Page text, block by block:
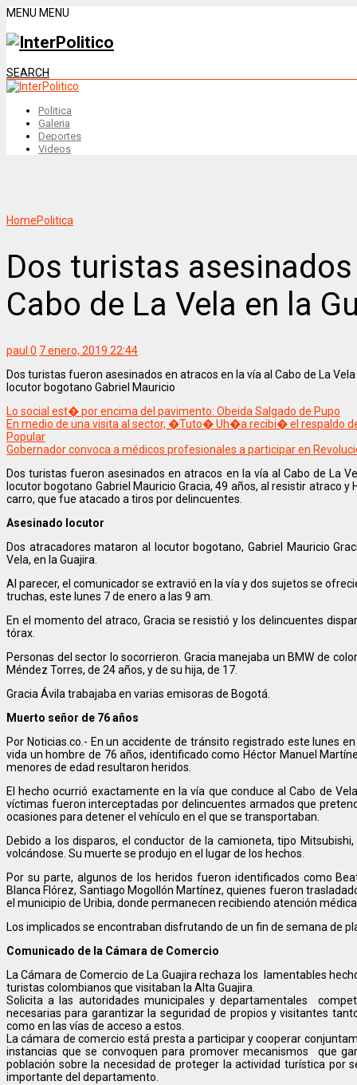
MENU MENU
SEARCH
Politica
Galeria
Deportes
Videos
HomePolitica
Dos turistas
Cabo de La Vela en la
paul 0 7 enero, 2019 22:44
Dos turistas fueron asesinados en atracos en la vía al Cabo de La
locutor bogotano Gabriel Mauricio
Lo social est� por encima del pavimento: Obeida Salgado de Pupo
En medio de una visita al sector, �Tuto� Uh�a recibi� el respaldo
Popular
Gobernador convoca a médicos profesionales a participar en
Dos turistas fueron asesinados en atracos en la vía al Cabo de La
locutor bogotano Gabriel Mauricio Gracia, 49 años, al resistir atraco
carro, que fue atacado a tiros por delincuentes.
Asesinado locutor
Dos atracadores mataron al locutor bogotano, Gabriel Mauricio
Vela, en la Guajira.
Al parecer, el comunicador se extravió en la vía y dos sujetos se
truchas, este lunes 7 de enero a las 9 am.
En el momento del atraco, Gracia se resistió y los delincuentes
tórax.
Personas del sector lo socorrieron. Gracia manejaba un BMW de
Méndez Torres, de 24 años, y de su hija, de 17.
Gracia Ávila trabajaba en varias emisoras de Bogotá.
Muerto señor de 76 años
Por Noticias.co.- En un accidente de tránsito registrado este lunes
vida un hombre de 76 años, identificado como Héctor Manuel
menores de edad resultaron heridos.
El hecho ocurrió exactamente en la vía que conduce al Cabo de
víctimas fueron interceptadas por delincuentes armados que
ocasiones para detener el vehículo en el que se transportaban.
Debido a los disparos, el conductor de la camioneta, tipo
volcándose. Su muerte se produjo en el lugar de los hechos.
Por su parte, algunos de los heridos fueron identificados como
Blanca Flórez, Santiago Mogollón Martínez, quienes fueron
el municipio de Uribia, donde permanecen recibiendo atención
Los implicados se encontraban disfrutando de un fin de semana de
Comunicado de la Cámara de Comercio
La Cámara de Comercio de La Guajira rechaza los lamentables
turistas colombianos que visitaban la Alta Guajira.
Solicita a las autoridades municipales y departamentales
necesarias para garantizar la seguridad de propios y visitantes
como en las vías de acceso a estos.
La cámara de comercio está presta a participar y cooperar
instancias que se convoquen para promover mecanismos que
población sobre la necesidad de proteger la actividad turística por
importante del departamento.